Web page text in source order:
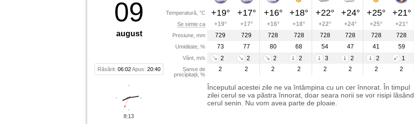
09
august
Răsărit: 06:02Apus: 20:40
Temperatură, °C
Se simte ca
Presiune, mm
Umiditate, %
Vânt, m/s
Șanse de
precipitații, %
+19° +17° +16° +18° +22° +24° +25° +21°
+19° +17° +16° +18° +22° +24° +25°
+21°
729
729 728 728 728 728 728
728
73
77 80 68 54 47 41
59
2
2 2 2 3 2 2
1
2
2 2 2 2 2 2 2
Începutul acestei zile ne va întâmpina cu un cer înnorat. În timpul
zilei cerul se va păstra înnorat, doar seara norii se vor risipi lăsând
cerul senin. Nu vom avea parte de ploaie.
8:13